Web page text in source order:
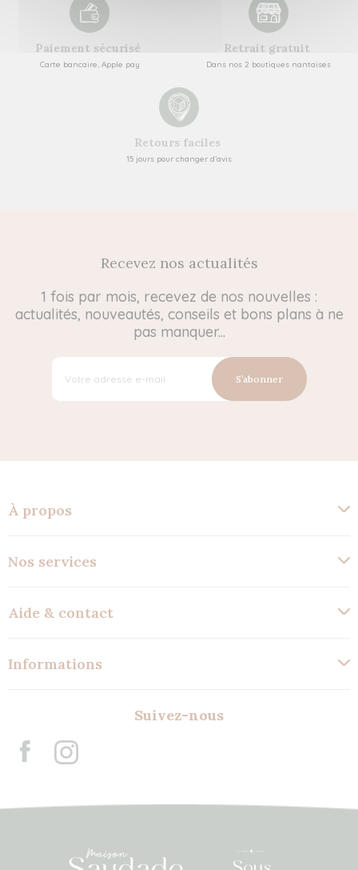
Paiement sécurisé
Carte bancaire, Apple pay
Retrait gratuit
Dans nos 2 boutiques nantaises
Retours faciles
15 jours pour changer d’avis
Recevez nos actualités
1 fois par mois, recevez de nos nouvelles :
actualités, nouveautés, conseils et bons plans à ne
pas manquer...
S’abonner
À propos
Nos services
Aide & contact
Informations
Suivez-nous